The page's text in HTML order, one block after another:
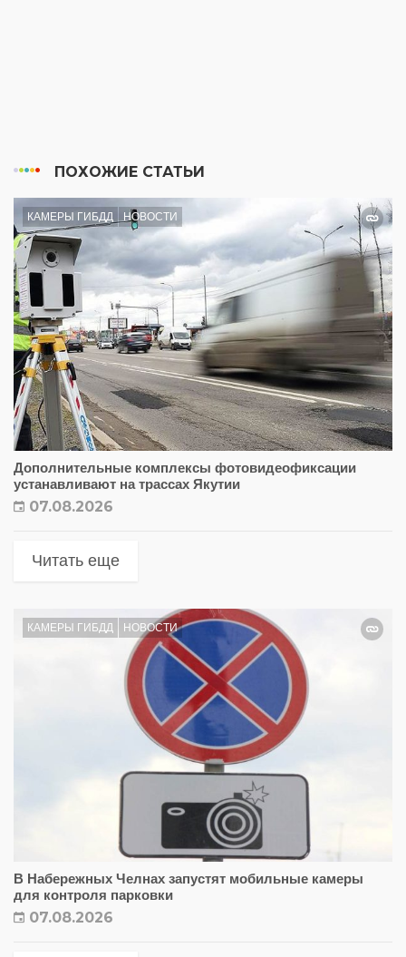
ПОХОЖИЕ СТАТЬИ
КАМЕРЫ ГИБДД НОВОСТИ
Дополнительные комплексы фотовидеофиксации
устанавливают на трассах Якутии
07.08.2026
Читать еще
КАМЕРЫ ГИБДД НОВОСТИ
В Набережных Челнах запустят мобильные камеры
для контроля парковки
07.08.2026